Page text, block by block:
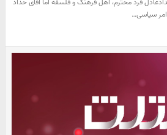
فرد محترم، اهل فرهنگ و فلسفه اما آقای حداد
سیاسی…